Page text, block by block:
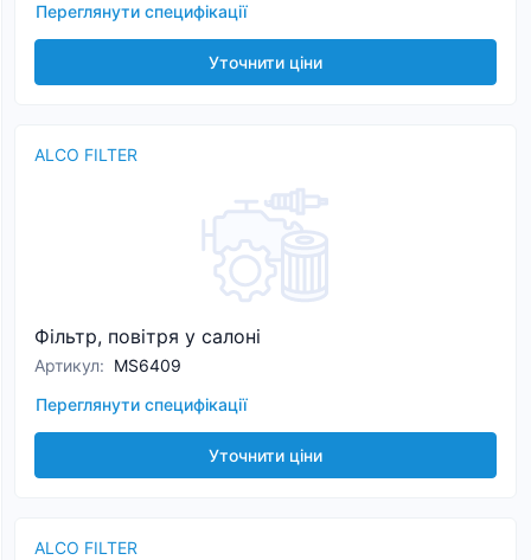
Переглянути специфікації
Уточнити ціни
ALCO FILTER
Фільтр, повітря у салоні
Артикул: MS6409
Переглянути специфікації
Уточнити ціни
ALCO FILTER